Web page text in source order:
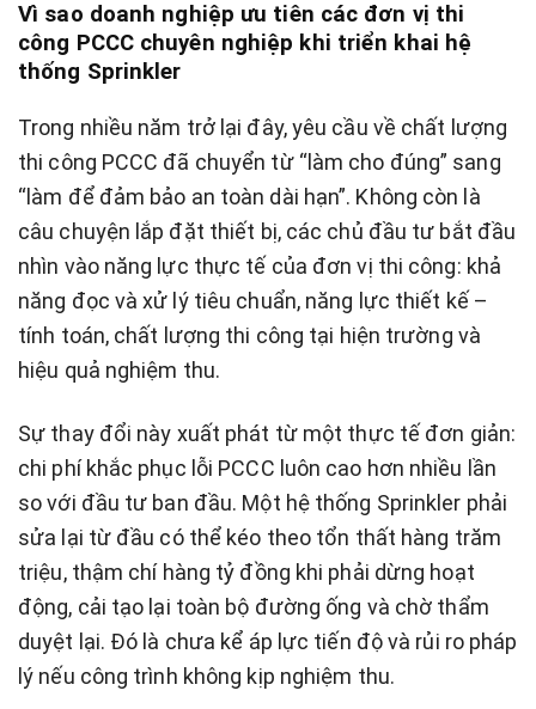
Vì sao doanh nghiệp ưu tiên các đơn vị thi
công PCCC chuyên nghiệp khi triển khai hệ
thống Sprinkler
Trong nhiều năm trở lại đây, yêu cầu về chất lượng
thi công PCCC đã chuyển từ “làm cho đúng” sang
“làm để đảm bảo an toàn dài hạn”. Không còn là
câu chuyện lắp đặt thiết bị, các chủ đầu tư bắt đầu
nhìn vào năng lực thực tế của đơn vị thi công: khả
năng đọc và xử lý tiêu chuẩn, năng lực thiết kế –
tính toán, chất lượng thi công tại hiện trường và
hiệu quả nghiệm thu.
Sự thay đổi này xuất phát từ một thực tế đơn giản:
chi phí khắc phục lỗi PCCC luôn cao hơn nhiều lần
so với đầu tư ban đầu. Một hệ thống Sprinkler phải
sửa lại từ đầu có thể kéo theo tổn thất hàng trăm
triệu, thậm chí hàng tỷ đồng khi phải dừng hoạt
động, cải tạo lại toàn bộ đường ống và chờ thẩm
duyệt lại. Đó là chưa kể áp lực tiến độ và rủi ro pháp
lý nếu công trình không kịp nghiệm thu.